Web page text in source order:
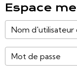
Espace